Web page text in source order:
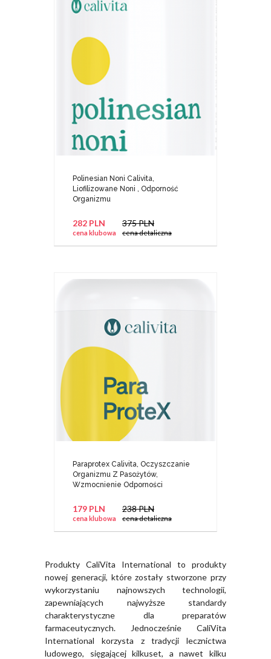
Polinesian Noni Calivita,
Liofilizowane Noni , Odporność
Organizmu
282 PLN
cena klubowa
375 PLN
cena detaliczna
Paraprotex Calivita, Oczyszczanie
Organizmu Z Pasożytów,
Wzmocnienie Odporności
179 PLN
cena klubowa
238 PLN
cena detaliczna
Produkty CaliVita International to produkty
nowej generacji, które zostały stworzone przy
wykorzystaniu najnowszych technologii,
zapewniających najwyższe standardy
charakterystyczne dla preparatów
farmaceutycznych. Jednocześnie CaliVita
International korzysta z tradycji lecznictwa
ludowego, sięgającej kilkuset, a nawet kilku